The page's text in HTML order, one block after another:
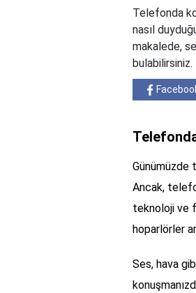
Telefonda
nasıl
makalede,
bulabilirsiniz.
Günümüzde
Ancak,
teknoloji ve
hoparlörler
Ses, hava